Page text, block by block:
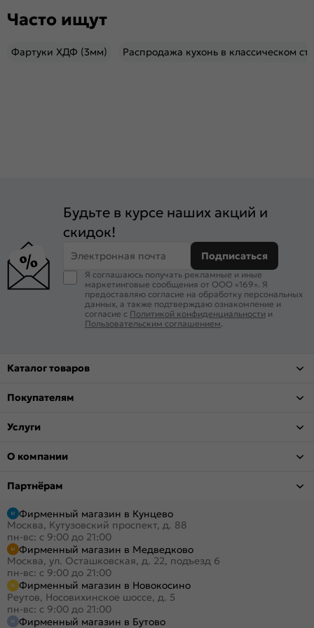
Часто ищут
Фартуки ХДФ (3мм) Распродажа кухонь в классическом
Будьте в курсе наших акций и
скидок!
Электронная почта Подписаться
Я соглашаюсь получать рекламные и иные
маркетинговые сообщения от ООО «169». Я
предоставляю согласие на обработку персональных
данных, а также подтверждаю ознакомление и
согласие с Политикой конфиденциальности и
Пользовательским соглашением.
Каталог товаров
Покупателям
Услуги
О компании
Партнёрам
Фирменный магазин в Кунцево
Москва, Кутузовский проспект, д. 88
пн-вс: с 9:00 до 21:00
Фирменный магазин в Медведково
Москва, ул. Осташковская, д. 22, подъезд 6
пн-вс: с 9:00 до 21:00
Фирменный магазин в Новокосино
Реутов, Носовихинское шоссе, д. 5
пн-вс: с 9:00 до 21:00
Фирменный магазин в Бутово